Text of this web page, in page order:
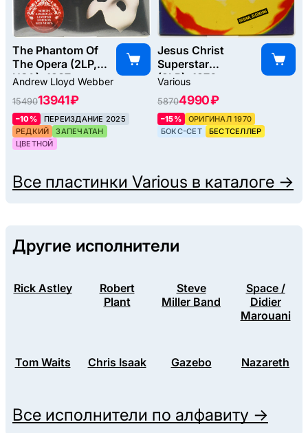
The Phantom Of
The Opera (2LP,
USA), 1987
Andrew Lloyd Webber
1549013941 ₽
–10%
ПЕРЕИЗДАНИЕ 2025
РЕДКИЙ
ЗАПЕЧАТАН
ЦВЕТНОЙ
Jesus Christ
Superstar
(2LP), 1970
Various
58704990 ₽
–15%
ОРИГИНАЛ 1970
БОКС-СЕТ
БЕСТСЕЛЛЕР
Все пластинки Various в каталоге →
Другие исполнители
Rick Astley
Robert
Plant
Steve
Miller Band
Space /
Didier
Marouani
Tom Waits Chris Isaak Gazebo Nazareth
Все исполнители по алфавиту →